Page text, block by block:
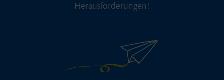
Herausforderungen!